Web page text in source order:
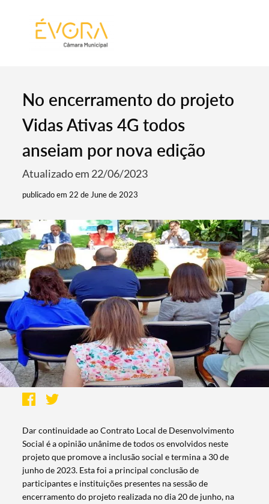
No encerramento do projeto
Vidas Ativas 4G todos
anseiam por nova edição
Atualizado em 22/06/2023
publicado em 22 de June de 2023
Dar continuidade ao Contrato Local de Desenvolvimento
Social é a opinião unânime de todos os envolvidos neste
projeto que promove a inclusão social e termina a 30 de
junho de 2023. Esta foi a principal conclusão de
participantes e instituições presentes na sessão de
encerramento do projeto realizada no dia 20 de junho, na